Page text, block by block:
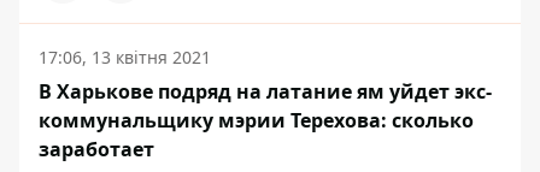
17:06, 13 квітня 2021
В Харькове подряд на латание ям уйдет экс-
коммунальщику мэрии Терехова: сколько
заработает